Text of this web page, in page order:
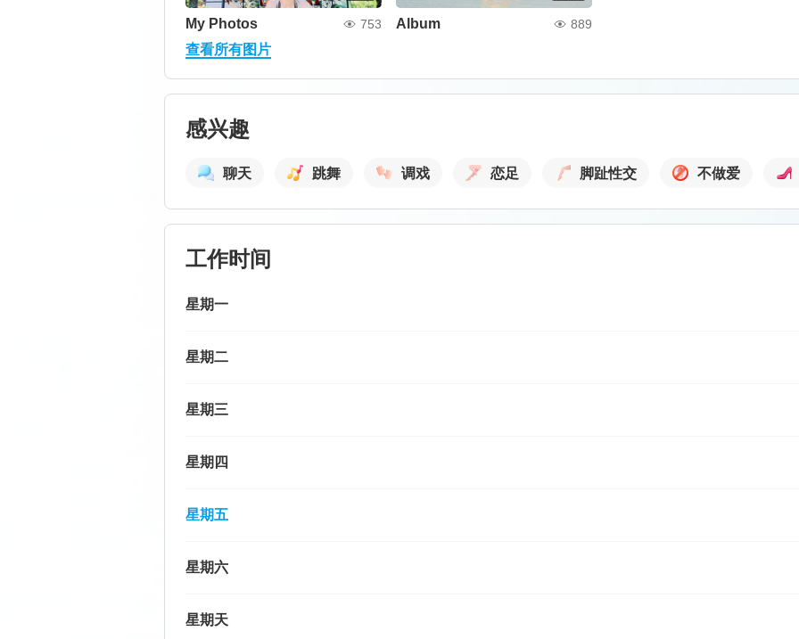
My Photos 753 Album 889
查看所有图片
感兴趣
聊天 跳舞 调戏 恋足 脚趾性交 不做爱
工作时间
星期一
星期二
星期三
星期四
星期五
星期六
星期天